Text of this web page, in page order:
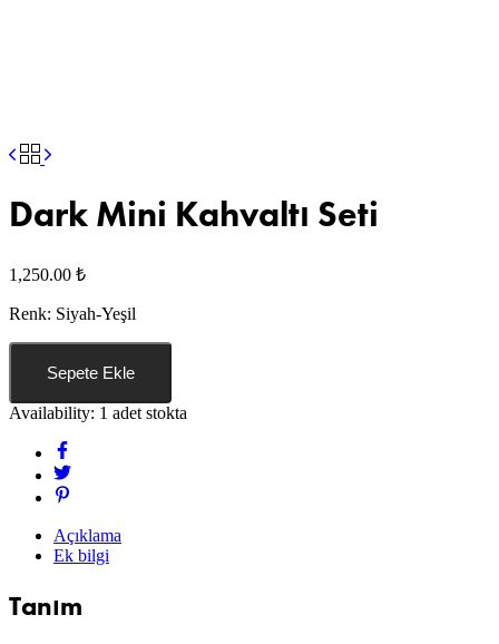
Dark Mini Kahvaltı Seti
1,250.00 ₺
Renk: Siyah-Yeşil
Sepete Ekle
Availability: 1 adet stokta
Açıklama
Ek bilgi
Tanım